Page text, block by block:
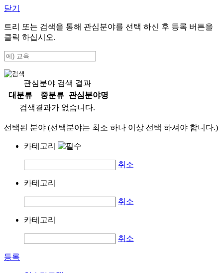
닫기
트리 또는 검색을 통해 관심분야를 선택 하신 후 등록 버튼을
클릭 하십시오.
관심분야 검색 결과
대분류
중분류
관심분야명
검색결과가 없습니다.
선택된 분야 (선택분야는 최소 하나 이상 선택 하셔야 합니다.)
카테고리
취소
카테고리
취소
카테고리
취소
등록